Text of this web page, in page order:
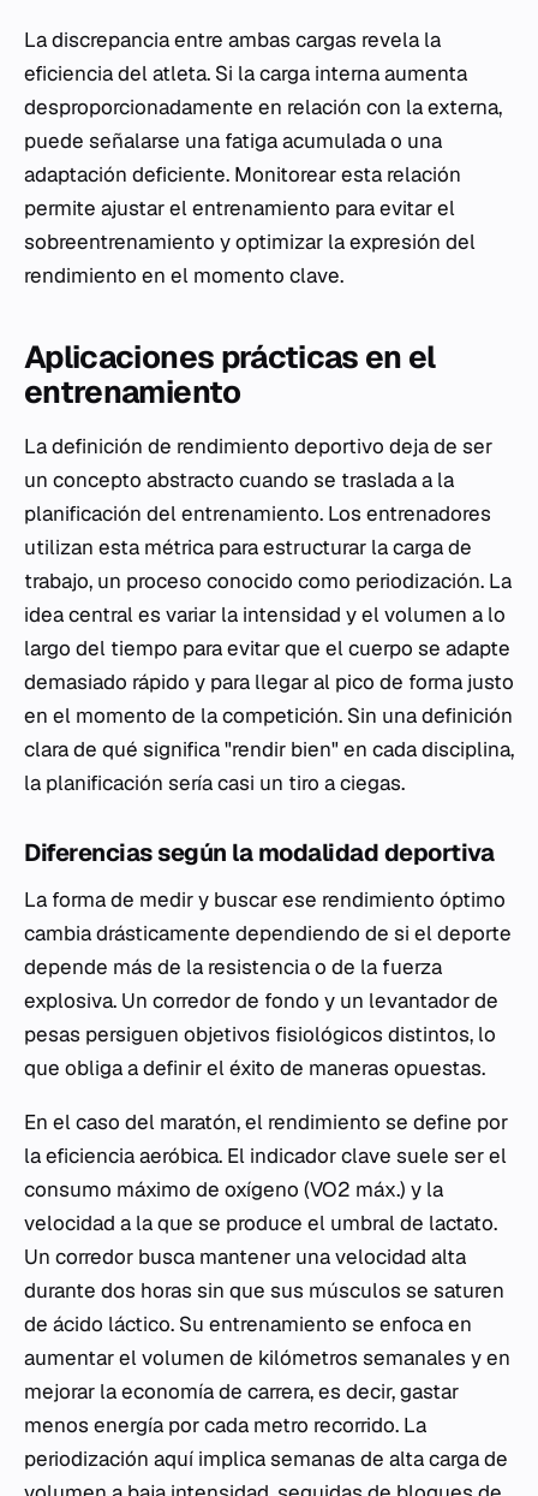
La discrepancia entre ambas cargas revela la
eficiencia del atleta. Si la carga interna aumenta
desproporcionadamente en relación con la externa,
puede señalarse una fatiga acumulada o una
adaptación deficiente. Monitorear esta relación
permite ajustar el entrenamiento para evitar el
sobreentrenamiento y optimizar la expresión del
rendimiento en el momento clave.
Aplicaciones prácticas en el
entrenamiento
La definición de rendimiento deportivo deja de ser
un concepto abstracto cuando se traslada a la
planificación del entrenamiento. Los entrenadores
utilizan esta métrica para estructurar la carga de
trabajo, un proceso conocido como periodización. La
idea central es variar la intensidad y el volumen a lo
largo del tiempo para evitar que el cuerpo se adapte
demasiado rápido y para llegar al pico de forma justo
en el momento de la competición. Sin una definición
clara de qué significa "rendir bien" en cada disciplina,
la planificación sería casi un tiro a ciegas.
Diferencias según la modalidad deportiva
La forma de medir y buscar ese rendimiento óptimo
cambia drásticamente dependiendo de si el deporte
depende más de la resistencia o de la fuerza
explosiva. Un corredor de fondo y un levantador de
pesas persiguen objetivos fisiológicos distintos, lo
que obliga a definir el éxito de maneras opuestas.
En el caso del maratón, el rendimiento se define por
la eficiencia aeróbica. El indicador clave suele ser el
consumo máximo de oxígeno (VO2 máx.) y la
velocidad a la que se produce el umbral de lactato.
Un corredor busca mantener una velocidad alta
durante dos horas sin que sus músculos se saturen
de ácido láctico. Su entrenamiento se enfoca en
aumentar el volumen de kilómetros semanales y en
mejorar la economía de carrera, es decir, gastar
menos energía por cada metro recorrido. La
periodización aquí implica semanas de alta carga de